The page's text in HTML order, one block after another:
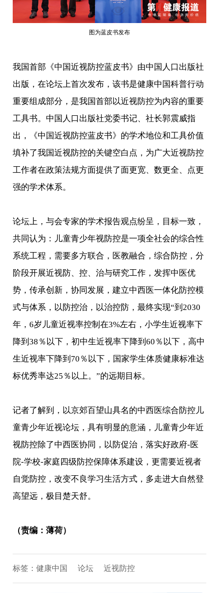
图为蓝皮书发布
我国首部《中国近视防控蓝皮书》由中国人口出版社
出版，在论坛上首次发布，该书是健康中国科普行动
重要组成部分，是我国首部以近视防控为内容的重要
工具书。中国人口出版社党委书记、社长郭震威指
出，《中国近视防控蓝皮书》的学术地位和工具价值
填补了我国近视防控的关键空白点，为广大近视防控
工作者在政策法规方面提供了面更宽、数更全、点更
强的学术体系。
论坛上，与会专家的学术报告观点纷呈，目标一致，
共同认为：儿童青少年视防控是一项全社会的综合性
系统工程，需要多方联合，医教融合，综合防控，分
阶段开展近视防、控、治与研究工作，发挥中医优
势，传承创新，协同发展，建立中西医一体化防控模
式与体系，以防控治，以治控防，最终实现“到2030
年，6岁儿童近视率控制在3%左右，小学生近视率下
降到38％以下，初中生近视率下降到60％以下，高中
生近视率下降到70％以下，国家学生体质健康标准达
标优秀率达25％以上。”的远期目标。
记者了解到，以京郊百望山具名的中西医综合防控儿
童青少年近视论坛，具有明显的意涵，儿童青少年近
视防控除了中西医协同，以防促治，落实好政府-医
院-学校-家庭四级防控保障体系建设，更需要近视者
自觉防控，改变不良学习生活方式，多走进大自然登
高望远，极目楚天舒。
（责编：薄荷）
标签：健康中国 论坛 近视防控